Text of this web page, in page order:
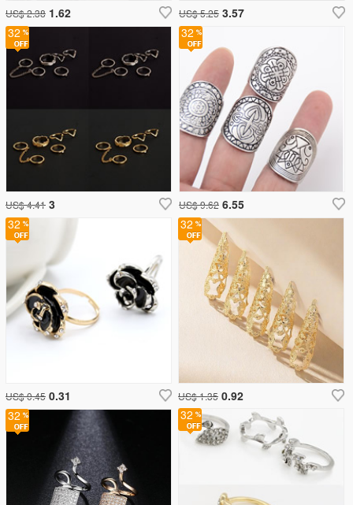
32
US$ 5.25 3.57
US$ 2.38 1.62
32
US$ 4.41 3
32
US$ 1.35 0.92
32
32
US$ 9.62 6.55
32
US$ 0.45 0.31